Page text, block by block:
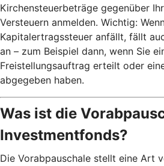
Kirchensteuerbeträge gegenüber
Versteuern anmelden. Wichtig:
Kapitalertragssteuer anfällt, fällt
an – zum Beispiel dann, wenn Sie
Freistellungsauftrag erteilt oder
abgegeben haben.
Was ist die
Investmentfonds?
Die Vorabpauschale stellt eine Art